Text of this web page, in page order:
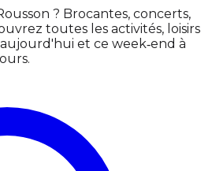
? Brocantes, concerts,
toutes les activités, loisirs
et ce week‑end à